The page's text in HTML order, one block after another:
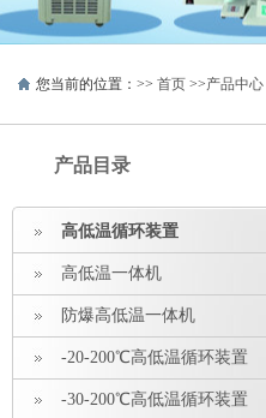
您当前的位置：>> 首页 >>产品中心
产品目录
高低温循环装置
高低温一体机
防爆高低温一体机
-20-200℃高低温循环装置
-30-200℃高低温循环装置